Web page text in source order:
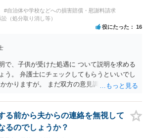
#自治体や学校などへの損害賠償・慰謝料請求
（処分取り消し等）
役にたった 16
で、子供が受けた処遇に ついて説明を求める
う。 弁護士にチェックしてもらうといいでし
かりますが。 まだ双方の意見調整が必要です
る前から夫からの連絡を無視して
るのでしょうか？